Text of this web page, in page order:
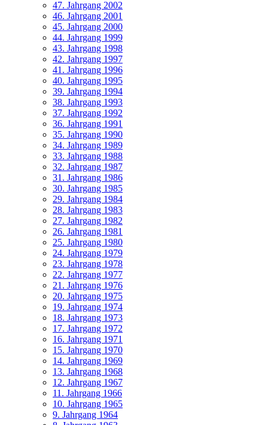
47. Jahrgang 2002
46. Jahrgang 2001
45. Jahrgang 2000
44. Jahrgang 1999
43. Jahrgang 1998
42. Jahrgang 1997
41. Jahrgang 1996
40. Jahrgang 1995
39. Jahrgang 1994
38. Jahrgang 1993
37. Jahrgang 1992
36. Jahrgang 1991
35. Jahrgang 1990
34. Jahrgang 1989
33. Jahrgang 1988
32. Jahrgang 1987
31. Jahrgang 1986
30. Jahrgang 1985
29. Jahrgang 1984
28. Jahrgang 1983
27. Jahrgang 1982
26. Jahrgang 1981
25. Jahrgang 1980
24. Jahrgang 1979
23. Jahrgang 1978
22. Jahrgang 1977
21. Jahrgang 1976
20. Jahrgang 1975
19. Jahrgang 1974
18. Jahrgang 1973
17. Jahrgang 1972
16. Jahrgang 1971
15. Jahrgang 1970
14. Jahrgang 1969
13. Jahrgang 1968
12. Jahrgang 1967
11. Jahrgang 1966
10. Jahrgang 1965
9. Jahrgang 1964